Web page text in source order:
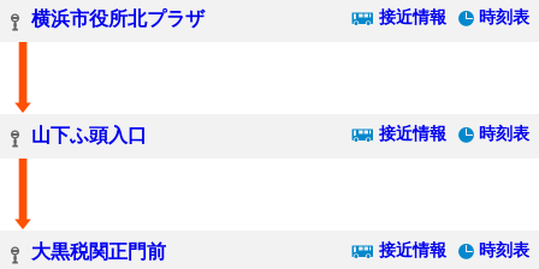
横浜市役所北プラザ 接近情報 時刻表
山下ふ頭入口 接近情報 時刻表
大黒税関正門前 接近情報 時刻表